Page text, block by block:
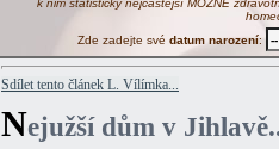
k nim statisticky nejčastější MOŽNÉ
Zde zadejte své datum narození:
Sdílet tento článek L. Vílímka...
Nejužší dům v